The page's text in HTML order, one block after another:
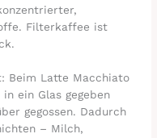
Filterkaffee ist
Beim Latte Macchiato
ein Glas gegeben
gegossen. Dadurch
– Milch,